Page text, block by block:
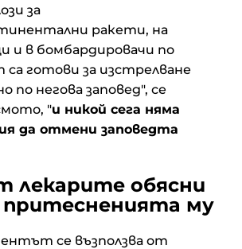
за
ракети, на
и в бомбардировачи по
са готови за изстрелване
по негова заповед", се
"и никой сега няма
да отмени заповедта
лекарите обясни
притесненията му
се възползва от